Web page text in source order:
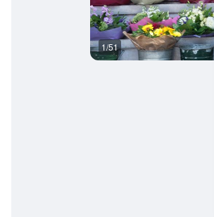
1/51